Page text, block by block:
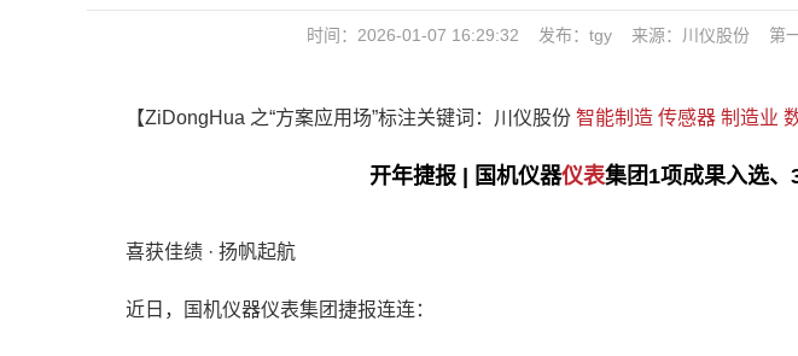
时间：2026-01-07 16:29:32 发布：tgy 来源：川仪股份 第
【ZiDongHua 之“方案应用场”标注关键词：川仪股份 智能制造 传感器 制造业
开年捷报 | 国机仪器仪表集团1项成果入选、
喜获佳绩 · 扬帆起航
近日，国机仪器仪表集团捷报连连：